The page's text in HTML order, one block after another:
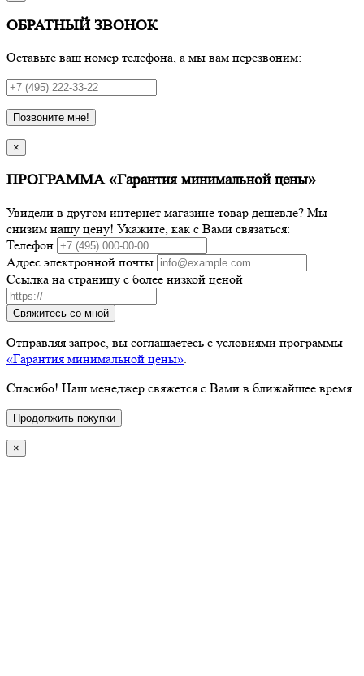
ОБРАТНЫЙ ЗВОНОК
Оставьте ваш номер телефона, а мы вам перезвоним:
Позвоните мне!
×
ПРОГРАММА «Гарантия минимальной цены»
Увидели в другом интернет магазине товар дешевле? Мы
снизим нашу цену! Укажите, как с Вами связаться:
Телефон
Адрес электронной почты
Ссылка на страницу с более низкой ценой
Свяжитесь со мной
Отправляя запрос, вы соглашаетесь с условиями программы
«Гарантия минимальной цены»
Спасибо! Наш менеджер свяжется с Вами в ближайшее время.
Продолжить покупки
×